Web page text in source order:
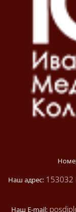
Наш адрес:153032
Наш E-mail: